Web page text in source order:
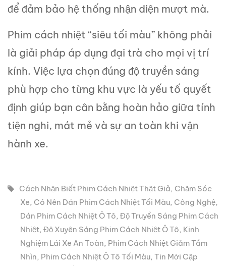
để đảm bảo hệ thống nhận diện mượt mà.
Phim cách nhiệt “siêu tối màu” không phải
là giải pháp áp dụng đại trà cho mọi vị trí
kính. Việc lựa chọn đúng độ truyền sáng
phù hợp cho từng khu vực là yếu tố quyết
định giúp bạn cân bằng hoàn hảo giữa tính
tiện nghi, mát mẻ và sự an toàn khi vận
hành xe.
Cách Nhận Biết Phim Cách Nhiệt Thật Giả, Chăm Sóc
Xe, Có Nên Dán Phim Cách Nhiệt Tối Màu, Công Nghệ,
Dán Phim Cách Nhiệt Ô Tô, Độ Truyền Sáng Phim Cách
Nhiệt, Độ Xuyên Sáng Phim Cách Nhiệt Ô Tô, Kinh
Nghiệm Lái Xe An Toàn, Phim Cách Nhiệt Giảm Tầm
Nhìn, Phim Cách Nhiệt Ô Tô Tối Màu, Tin Mới Cập